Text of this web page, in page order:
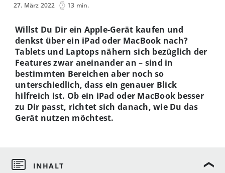
27. März 2022 13 min.
Willst Du Dir ein Apple-Gerät kaufen und
denkst über ein iPad oder MacBook nach?
Tablets und Laptops nähern sich bezüglich der
Features zwar aneinander an – sind in
bestimmten Bereichen aber noch so
unterschiedlich, dass ein genauer Blick
hilfreich ist. Ob ein iPad oder MacBook besser
zu Dir passt, richtet sich danach, wie Du das
Gerät nutzen möchtest.